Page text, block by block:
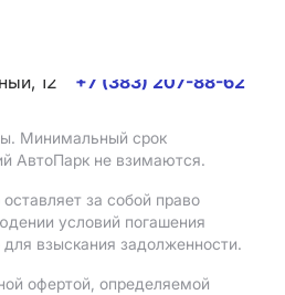
12
+7 (383) 207-88-62
Минимальный срок
АвтоПарк не взимаются.
за собой право
условий погашения
взыскания задолженности.
офертой, определяемой